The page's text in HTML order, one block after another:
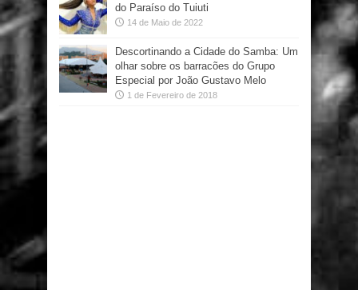
do Paraíso do Tuiuti
14 de Maio de 2022
Descortinando a Cidade do Samba: Um
olhar sobre os barracões do Grupo
Especial por João Gustavo Melo
1 de Fevereiro de 2018